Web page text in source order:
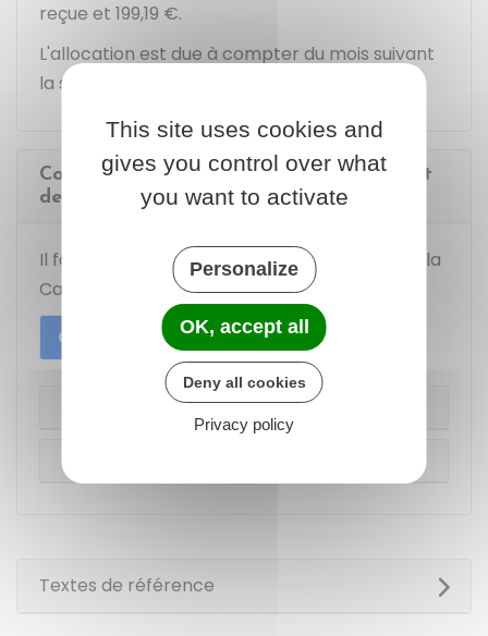
reçue et 199,19 €.
L'allocation est due à compter du mois suivant
la séparation des parents.
Comment procéder en cas de changement
de situation ?
Il faut distinguer selon que vous dépendez de la
Caf
MSA:
Caf
MSA
Changement de situation familiale
Textes de référence
This site uses cookies and
gives you control over what
you want to activate
Personalize
OK, accept all
Deny all cookies
Privacy policy